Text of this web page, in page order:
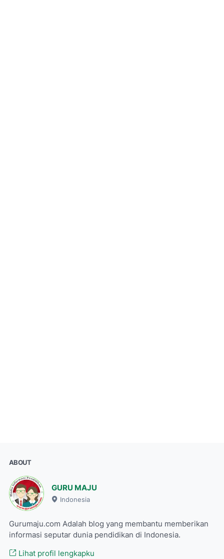
ABOUT
GURU MAJU
Indonesia
Gurumaju.com Adalah blog yang membantu memberikan
informasi seputar dunia pendidikan di Indonesia.
Lihat profil lengkapku